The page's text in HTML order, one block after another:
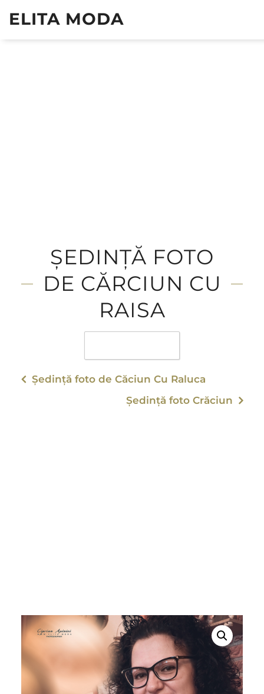
ELITA MODA
ȘEDINȚĂ FOTO
DE CĂRCIUN CU
RAISA
Ședință foto de Căciun Cu Raluca
Ședință foto Crăciun